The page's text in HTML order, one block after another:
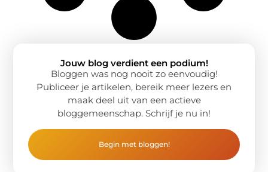
Jouw blog verdient een podium!
Bloggen was nog nooit zo eenvoudig!
Publiceer je artikelen, bereik meer lezers en
maak deel uit van een actieve
bloggemeenschap. Schrijf je nu in!
Begin met bloggen!